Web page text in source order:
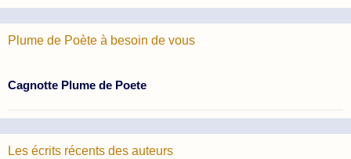
Plume de Poète à besoin de vous
Cagnotte Plume de Poete
Les écrits récents des auteurs